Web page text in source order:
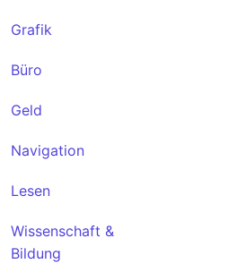
Grafik
Büro
Geld
Navigation
Lesen
Wissenschaft &
Bildung